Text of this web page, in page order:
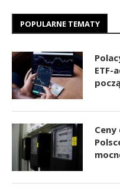
POPULARNE TEMATY
ETF-